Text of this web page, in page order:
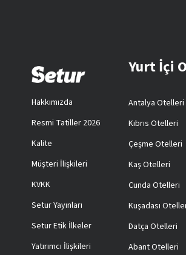
Hakkımızda
Resmi Tatiller 2026
Kalite
Müşteri İlişkileri
KVKK
Setur Yayınları
Setur Etik İlkeler
Yatırımcı İlişkileri
Yurt İçi
Antalya Otelleri
Kıbrıs Otelleri
Çeşme Otelleri
Kaş Otelleri
Cunda Otelleri
Kuşadası
Datça Otelleri
Abant Otelleri